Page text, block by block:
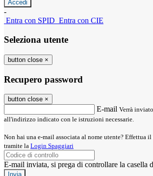
-
Entra con SPID Entra con CIE
Seleziona utente
button close ×
Recupero password
button close ×
E-mail Verrà
all'indirizzo indicato con le istruzioni necessarie.
Non hai una e-mail associata al nome utente? Effettua il
tramite la Login Spaggiari
E-mail inviata, si prega di controllare la casella